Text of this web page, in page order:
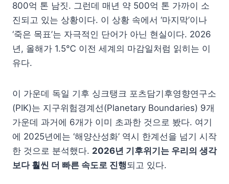
800억 톤 남짓. 그런데 매년 약 500억 톤 가까이 소
진되고 있는 상황이다. 이 상황 속에서 ‘마지막’이나
‘죽은 목표’는 자극적인 단어가 아닌 현실이다. 2026
년, 올해가 1.5℃ 이전 세계의 마감일처럼 읽히는 이
유다.
이 가운데 독일 기후 싱크탱크 포츠담기후영향연구소
(PIK)는 지구위험경계선(Planetary Boundaries) 9개
가운데 과거에 6개가 이미 초과한 것으로 봤다. 여기
에 2025년에는 ‘해양산성화’ 역시 한계선을 넘기 시작
한 것으로 분석했다. 2026년 기후위기는 우리의 생각
보다 훨씬 더 빠른 속도로 진행되고 있다.